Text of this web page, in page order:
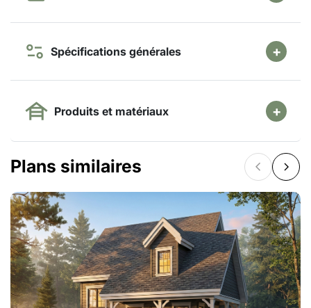
Spécifications générales
Produits et matériaux
Plans similaires